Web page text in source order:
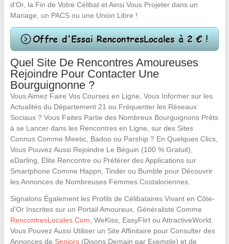
d’Or, la Fin de Votre Célibat et Ainsi Vous Projeter dans un
Mariage, un PACS ou une Union Libre !
Quel Site De Rencontres Amoureuses
Rejoindre Pour Contacter Une
Bourguignonne ?
Vous Aimez Faire Vos Courses en Ligne, Vous Informer sur les
Actualités du Département 21 ou Fréquenter les Réseaux
Sociaux ? Vous Faites Partie des Nombreux Bourguignons Prêts
à se Lancer dans les Rencontres en Ligne, sur des Sites
Connus Comme Meetic, Badoo ou Parship ? En Quelques Clics,
Vous Pouvez Aussi Rejoindre Le Béguin (100 % Gratuit),
eDarling, Elite Rencontre ou Préférer des Applications sur
Smartphone Comme Happn, Tinder ou Bumble pour Découvrir
les Annonces de Nombreuses Femmes Costaloriennes.
Signalons Également les Profils de Célibataires Vivant en Côte-
d’Or Inscrites sur un Portail Amoureux, Généraliste Comme
RencontresLocales.Com , WeKiss, EasyFlirt ou AttractiveWorld.
Vous Pouvez Aussi Utiliser un Site Affinitaire pour Consulter des
Annonces de Seniors(Disons Demain par Exemple) et de